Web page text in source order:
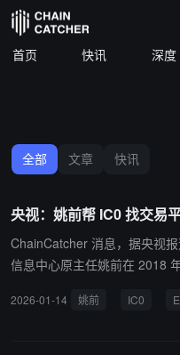
首页 快讯 深度
全部 文章 快讯
央视：姚前帮 IC0 找交易
ChainCatcher 消息，据央视
信息中心原主任姚前在 2018
ETH 作为报酬答谢。 专案组在姚前办公室的一个抽屉中查获了硬件
2026-01-14 姚前 IC0